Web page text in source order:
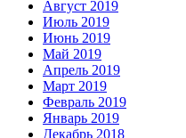
Август 2019
Июль 2019
Июнь 2019
Май 2019
Апрель 2019
Март 2019
Февраль 2019
Январь 2019
Декабрь 2018